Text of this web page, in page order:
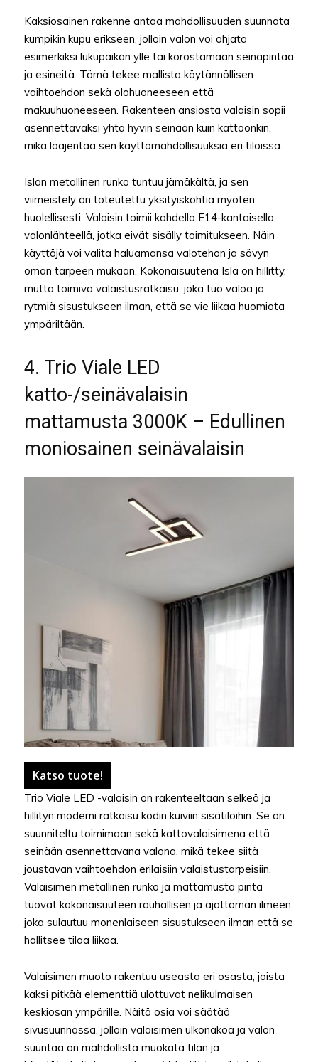
Kaksiosainen rakenne antaa mahdollisuuden suunnata
kumpikin kupu erikseen, jolloin valon voi ohjata
esimerkiksi lukupaikan ylle tai korostamaan seinäpintaa
ja esineitä. Tämä tekee mallista käytännöllisen
vaihtoehdon sekä olohuoneeseen että
makuuhuoneeseen. Rakenteen ansiosta valaisin sopii
asennettavaksi yhtä hyvin seinään kuin kattoonkin,
mikä laajentaa sen käyttömahdollisuuksia eri tiloissa.
Islan metallinen runko tuntuu jämäkältä, ja sen
viimeistely on toteutettu yksityiskohtia myöten
huolellisesti. Valaisin toimii kahdella E14-kantaisella
valonlähteellä, jotka eivät sisälly toimitukseen. Näin
käyttäjä voi valita haluamansa valotehon ja sävyn
oman tarpeen mukaan. Kokonaisuutena Isla on hillitty,
mutta toimiva valaistusratkaisu, joka tuo valoa ja
rytmiä sisustukseen ilman, että se vie liikaa huomiota
ympäriltään.
4. Trio Viale LED
katto-/seinävalaisin
mattamusta 3000K – Edullinen
moniosainen seinävalaisin
Katso tuote!
Trio Viale LED -valaisin on rakenteeltaan selkeä ja
hillityn moderni ratkaisu kodin kuiviin sisätiloihin. Se on
suunniteltu toimimaan sekä kattovalaisimena että
seinään asennettavana valona, mikä tekee siitä
joustavan vaihtoehdon erilaisiin valaistustarpeisiin.
Valaisimen metallinen runko ja mattamusta pinta
tuovat kokonaisuuteen rauhallisen ja ajattoman ilmeen,
joka sulautuu monenlaiseen sisustukseen ilman että se
hallitsee tilaa liikaa.
Valaisimen muoto rakentuu useasta eri osasta, joista
kaksi pitkää elementtiä ulottuvat nelikulmaisen
keskiosan ympärille. Näitä osia voi säätää
sivusuunnassa, jolloin valaisimen ulkonäköä ja valon
suuntaa on mahdollista muokata tilan ja